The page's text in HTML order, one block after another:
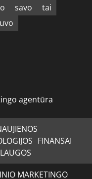
savo
tai
agentūra
FINANSAI
MARKETINGO